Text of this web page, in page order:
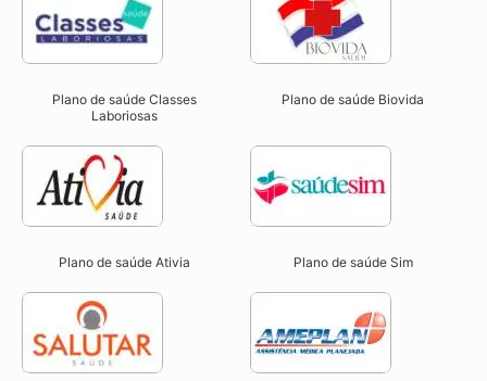
Plano de saúde Classes
Laboriosas
Plano de saúde Biovida
Plano de saúde Ativia Plano de saúde Sim